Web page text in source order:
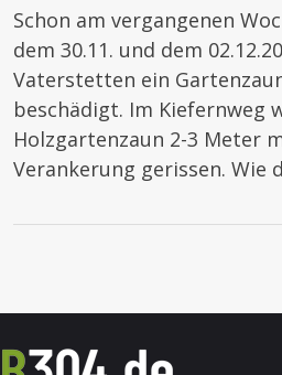
Schon am vergangenen
dem 30.11. und dem
Vaterstetten ein
beschädigt. Im Kiefernweg
Holzgartenzaun 2-3 Meter
Verankerung gerissen. Wie